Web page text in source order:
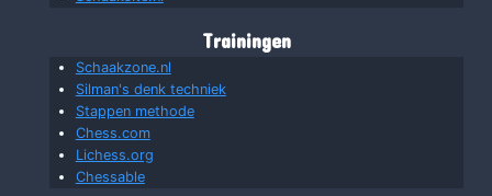
Trainingen
Schaakzone.nl
Silman's denk techniek
Stappen methode
Chess.com
Lichess.org
Chessable